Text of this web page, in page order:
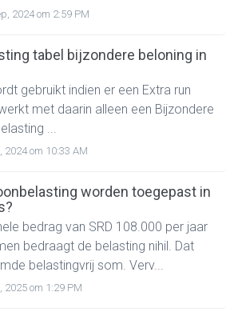
2024 om 2:59 PM
tabel bijzondere beloning in
gebruikt indien er een Extra run
met daarin alleen een Bijzondere
...
2024 om 10:33 AM
worden toegepast in
bedrag van SRD 108.000 per jaar
bedraagt de belasting nihil. Dat
belastingvrij som. Verv...
2025 om 1:29 PM